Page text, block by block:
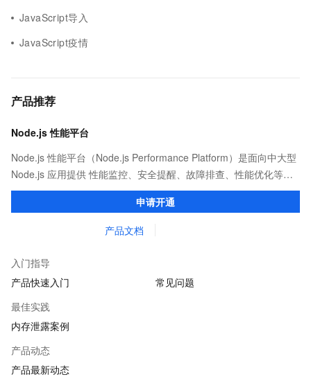
JavaScript导入
JavaScript疫情
产品推荐
Node.js 性能平台
Node.js 性能平台（Node.js Performance Platform）是面向中大型
Node.js 应用提供 性能监控、安全提醒、故障排查、性能优化等服
务的整体性解决方案。提供完善的工具链和服务，协助客户主动、
申请开通
产品文档
入门指导
产品快速入门
常见问题
最佳实践
内存泄露案例
产品动态
产品最新动态